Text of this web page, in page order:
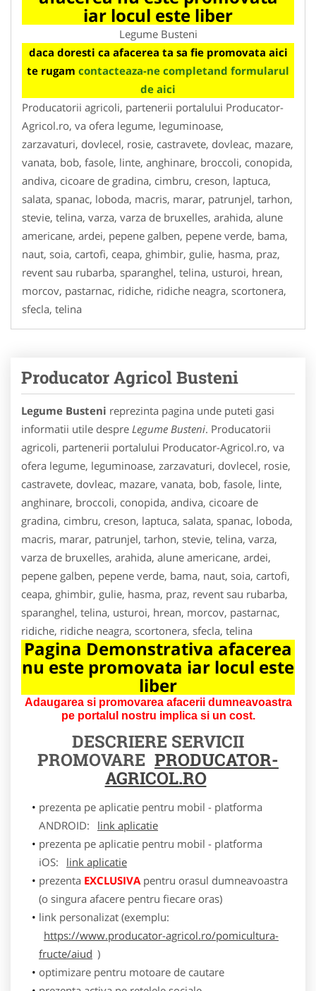
iar locul este liber
Legume Busteni
daca doresti ca afacerea ta sa fie promovata aici
te rugam contacteaza-ne completand formularul
de aici
Producatorii agricoli, partenerii portalului Producator-
Agricol.ro, va ofera legume, leguminoase,
zarzavaturi, dovlecel, rosie, castravete, dovleac, mazare,
vanata, bob, fasole, linte, anghinare, broccoli, conopida,
andiva, cicoare de gradina, cimbru, creson, laptuca,
salata, spanac, loboda, macris, marar, patrunjel, tarhon,
stevie, telina, varza, varza de bruxelles, arahida, alune
americane, ardei, pepene galben, pepene verde, bama,
naut, soia, cartofi, ceapa, ghimbir, gulie, hasma, praz,
revent sau rubarba, sparanghel, telina, usturoi, hrean,
morcov, pastarnac, ridiche, ridiche neagra, scortonera,
sfecla, telina
Producator Agricol Busteni
Legume Busteni reprezinta pagina unde puteti gasi
informatii utile despre Legume Busteni. Producatorii
agricoli, partenerii portalului Producator-Agricol.ro, va
ofera legume, leguminoase, zarzavaturi, dovlecel, rosie,
castravete, dovleac, mazare, vanata, bob, fasole, linte,
anghinare, broccoli, conopida, andiva, cicoare de
gradina, cimbru, creson, laptuca, salata, spanac, loboda,
macris, marar, patrunjel, tarhon, stevie, telina, varza,
varza de bruxelles, arahida, alune americane, ardei,
pepene galben, pepene verde, bama, naut, soia, cartofi,
ceapa, ghimbir, gulie, hasma, praz, revent sau rubarba,
sparanghel, telina, usturoi, hrean, morcov, pastarnac,
ridiche, ridiche neagra, scortonera, sfecla, telina
Pagina Demonstrativa afacerea
nu este promovata iar locul este
liber
Adaugarea si promovarea afacerii dumneavoastra
pe portalul nostru implica si un cost.
DESCRIERE SERVICII
PROMOVARE PRODUCATOR-
AGRICOL.RO
prezenta pe aplicatie pentru mobil - platforma
ANDROID:
link aplicatie
prezenta pe aplicatie pentru mobil - platforma
iOS:
link aplicatie
prezenta EXCLUSIVApentru orasul dumneavoastra
(o singura afacere pentru fiecare oras)
link personalizat (exemplu:
https://www.producator-agricol.ro/pomicultura-
fructe/aiud )
optimizare pentru motoare de cautare